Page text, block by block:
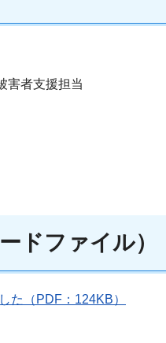
害者支援担当
ドファイル）
た（PDF：124KB）